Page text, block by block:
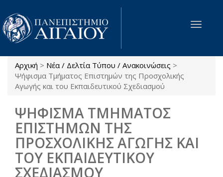
Παράκαμψη προς το κυρίως περιεχόμενο
Toggle
Είστε εδώ
Αρχική > Νέα / Δελτία Τύπου / Ανακοινώσεις >
Ψήφισμα Τμήματος Επιστημών της Προσχολικής
Αγωγής και του Εκπαιδευτικού Σχεδιασμού
ΨΗΦΙΣΜΑ ΤΜΗΜΑΤΟΣ
ΕΠΙΣΤΗΜΩΝ ΤΗΣ
ΠΡΟΣΧΟΛΙΚΗΣ ΑΓΩΓΗΣ ΚΑΙ
ΤΟΥ ΕΚΠΑΙΔΕΥΤΙΚΟΥ
ΣΧΕΔΙΑΣΜΟΥ